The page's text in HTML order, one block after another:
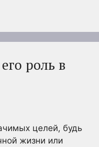
роль в
целей, будь
жизни или